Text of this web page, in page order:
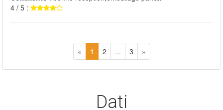
4 / 5 :
« 1 2 ... 3 »
Dati